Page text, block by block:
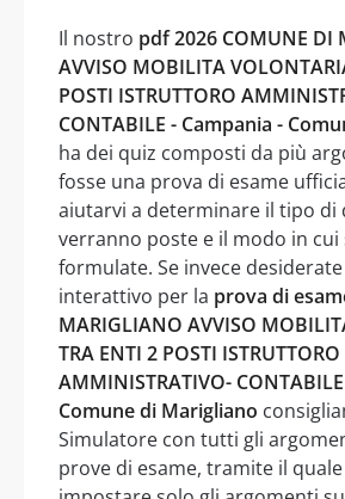
Il nostro pdf 2026 COMUNE DI
AVVISO MOBILITA
POSTI ISTRUTTORO
CONTABILE - Campania -
ha dei quiz composti da più
fosse una prova di esame
aiutarvi a determinare il tipo di
verranno poste e il modo in cui
formulate. Se invece
interattivo per la prova di
MARIGLIANO AVVISO
TRA ENTI 2 POSTI ISTRUTTORO
AMMINISTRATIVO-
Comune di Marigliano
Simulatore con tutti gli
prove di esame, tramite il